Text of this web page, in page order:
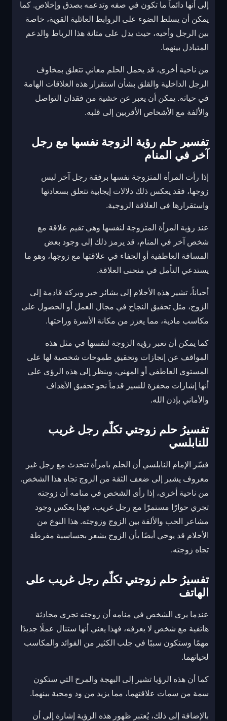
إلى أنها دائماً ما تكون في صفه وتدعمه بصدق وإخلاص. كما
يمكن أن يسلط الضوء على الروابط العائلية القوية، خاصة
بين الرجل وأخيه، حيث يدل على متانة هذا الرباط والدعم
المتبادل بينهما.
من ناحية أخرى، قد يحمل الحلم معاني تتعلق بمخاوف
الرجل الداخلية والقلق بشأن استقرار هذه العلاقات الهامة
في حياته. يمكن أن يعبر عن خشية من فقدان التواصل
والألفة مع الأشخاص الأقربين إلى قلبه.
تفسير حلم رؤية الزوجة نفسها مع رجل
آخر في المنام
إذا رأت المرأة المتزوجة نفسها برفقة رجل آخر ليس
زوجها، فقد يعكس ذلك دلالات إيجابية تتعلق بسعادتها
واستقرارها في العلاقة الزوجية.
عند رؤية المرأة المتزوجة لنفسها وهي تقيم علاقة مع
شخص آخر في المنام، قد يرمز ذلك إلى وجود بعض
المسافة العاطفية أو الجفاء في علاقتها مع زوجها، وهو ما
يستدعي التأمل في منحنى العلاقة.
أحياناً، تشير هذه الأحلام إلى بشائر خير وبركة قادمة إلى
الزوج، مثل تحقيق النجاح في مجال العمل أو الحصول على
مكاسب مادية، مما يعزز من مكانة الأسرة وراحتها.
كما يمكن أن تعبر رؤية الزوجة لنفسها في مثل هذه
المواقف عن إنجازات وتحقيق طموحات شخصية لها على
المستوى العاطفي أو المهني، وينظر إلى هذه الرؤى على
أنها إشارات محفزة للسير قدماً نحو تحقيق الأهداف
والأماني بإذن الله.
تفسيرُ حلم زوجتي تكلّم رجل غريب
للنابلسي
فسّر الإمام النابلسي أن الحلم بامرأة تتحدث مع رجل غير
معروف يشير إلى ضعف الثقة من الزوج تجاه هذا الشخص.
من ناحية أخرى، إذا رأى الشخص في منامه أن زوجته
تجري حوارًا مستمرًا مع رجل غريب، فهذا يعكس وجود
مشاعر الحب والألفة بين الزوج وزوجته. هذا النوع من
الأحلام قد يوحي أيضًا بأن الزوج يشعر بحساسية مفرطة
تجاه زوجته.
تفسيرُ حلم زوجتي تكلّم رجل غريب على
الهاتف
عندما يرى الشخص في منامه أن زوجته تجري محادثة
هاتفية مع شخص لا يعرفه، فهذا يعني أنها ستنال عملًا جديدًا
مهمًا وستكون سببًا في جلب الكثير من الفوائد والمكاسب
لحياتهما.
كما أن هذه الرؤيا تشير إلى البهجة والمرح التي ستكون
سمة من سمات علاقتهما، مما يزيد من ود ومحبة بينهما.
بالإضافة إلى ذلك، يُعتبر ظهور هذه الرؤية إشارة إلى أن